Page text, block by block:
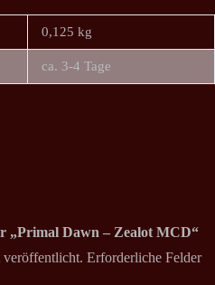
0,125 kg
ca. 3-4 Tage
„Primal Dawn – Zealot MCD“
Erforderliche Felder